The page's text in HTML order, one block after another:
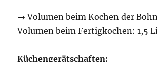
→ Volumen beim Kochen der
Volumen beim Fertigkochen: 1,5
Küchengerätschaften: